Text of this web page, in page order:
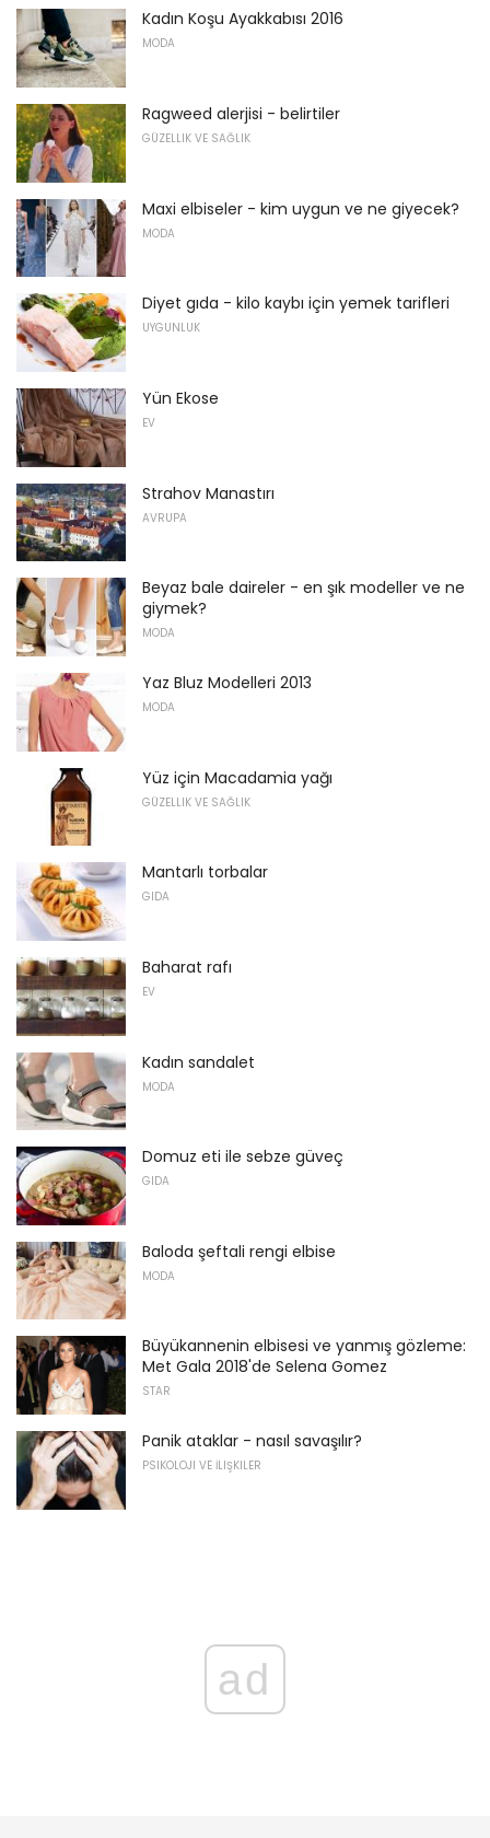
Kadın Koşu Ayakkabısı 2016
MODA
Ragweed alerjisi - belirtiler
GÜZELLIK VE SAĞLIK
Maxi elbiseler - kim uygun ve ne giyecek?
MODA
Diyet gıda - kilo kaybı için yemek tarifleri
UYGUNLUK
Yün Ekose
EV
Strahov Manastırı
AVRUPA
Beyaz bale daireler - en şık modeller ve ne
giymek?
MODA
Yaz Bluz Modelleri 2013
MODA
Yüz için Macadamia yağı
GÜZELLIK VE SAĞLIK
Mantarlı torbalar
GIDA
Baharat rafı
EV
Kadın sandalet
MODA
Domuz eti ile sebze güveç
GIDA
Baloda şeftali rengi elbise
MODA
Büyükannenin elbisesi ve yanmış gözleme:
Met Gala 2018'de Selena Gomez
STAR
Panik ataklar - nasıl savaşılır?
PSIKOLOJI VE İLIŞKILER
ad